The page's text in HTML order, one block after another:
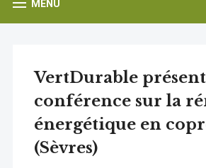
MENU
VertDurable
conférence sur la
énergétique en
(Sèvres)